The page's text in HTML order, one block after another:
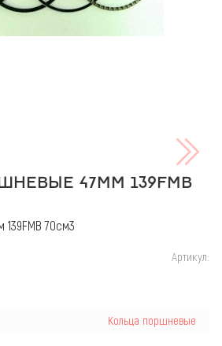
47ММ 139FMB
70см3
Артикул:
Кольца поршневые